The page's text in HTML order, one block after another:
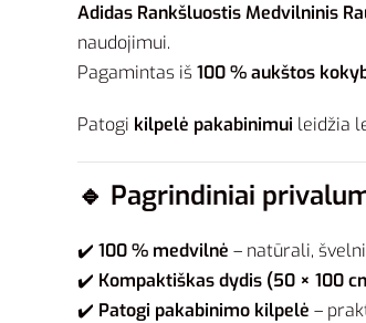
Adidas Rankšluostis Medvilninis
naudojimui.
Pagamintas iš100 % aukštos
Patogi kilpelė pakabinimui leidžia
🔹 Pagrindiniai
✔️ 100 % medvilnė – natūrali,
✔️ Kompaktiškas dydis (50 × 100
✔️ Patogi pakabinimo kilpelė –